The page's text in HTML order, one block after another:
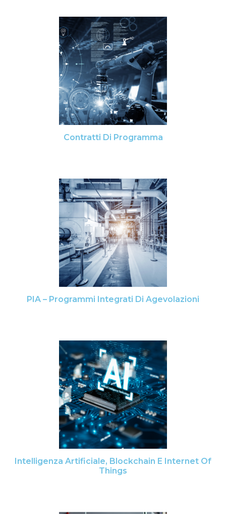
Contratti Di Programma
PIA – Programmi Integrati Di Agevolazioni
Intelligenza Artificiale, Blockchain E Internet Of
Things